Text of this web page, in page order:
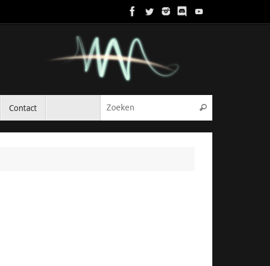
Contact Zoeken